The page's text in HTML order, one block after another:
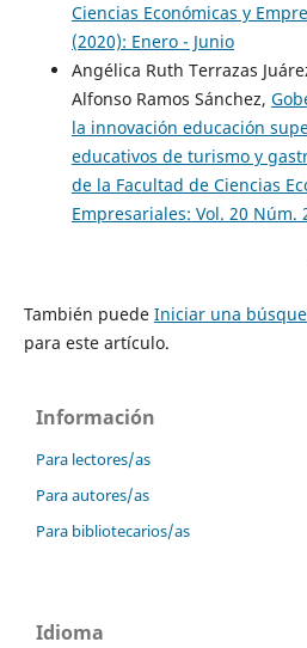
Ciencias Económicas y
(2020): Enero - Junio
Angélica Ruth Terrazas
Alfonso Ramos Sánchez,
la innovación educación
educativos de turismo y
de la Facultad de Ciencias
Empresariales: Vol. 20 Núm.
También puede Iniciar una
para este artículo.
Información
Para lectores/as
Para autores/as
Para bibliotecarios/as
Idioma